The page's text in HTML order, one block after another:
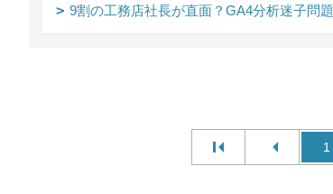
9割の工務店社長が直面？GA4分析迷子問題
1